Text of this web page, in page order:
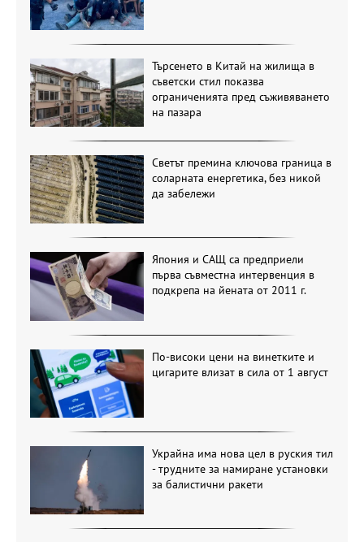
Търсенето в Китай на жилища в
съветски стил показва
ограниченията пред съживяването
на пазара
Светът премина ключова граница в
соларната енергетика, без никой
да забележи
Япония и САЩ са предприели
първа съвместна интервенция в
подкрепа на йената от 2011 г.
По-високи цени на винетките и
цигарите влизат в сила от 1 август
Украйна има нова цел в руския тил
- трудните за намиране установки
за балистични ракети